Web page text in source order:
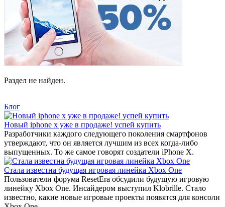
Раздел не найден.
Блог
Новый iphone x уже в продаже! успей купить
Разработчики каждого следующего поколения смартфонов
утверждают, что он является лучшим из всех когда-либо
выпущенных. То же самое говорят создатели iPhone X.
Стала известна будущая игровая линейка Xbox One
Пользователи форума ResetEra обсудили будущую игровую
линейку Xbox One. Инсайдером выступил Klobrille. Стало
известно, какие новые игровые проекты появятся для консоли